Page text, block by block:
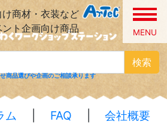
商材・衣装など
ト企画向け商品
MENU
検索
商品選びや企画のご相談承ります
ム FAQ 会社概要